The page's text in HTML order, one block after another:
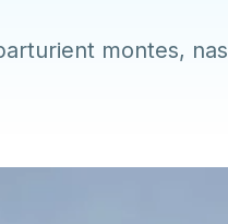
montes,